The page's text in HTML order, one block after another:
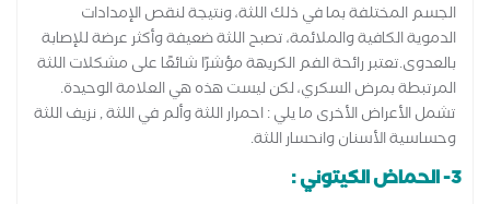
الجسم المختلفة بما في ذلك اللثة، ونتيجة لنقص الإمدادات
الدموية الكافية والملائمة، تصبح اللثة ضعيفة وأكثر عرضة للإصابة
بالعدوى.تعتبر رائحة الفم الكريهة مؤشرًا شائعًا على مشكلات اللثة
المرتبطة بمرض السكري، لكن ليست هذه هي العلامة الوحيدة.
تشمل الأعراض الأخرى ما يلي : احمرار اللثة وألم في اللثة , نزيف اللثة
وحساسية الأسنان وانحسار اللثة.
3- الحماض الكيتوني :